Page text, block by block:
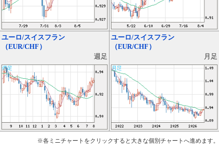
ユーロ/スイスフラン
（EUR/CHF）
週足
ユーロ/スイスフラン
（EUR/CHF）
月足
※各ミニチャートをクリックすると大きな個別チャートへ進めます。